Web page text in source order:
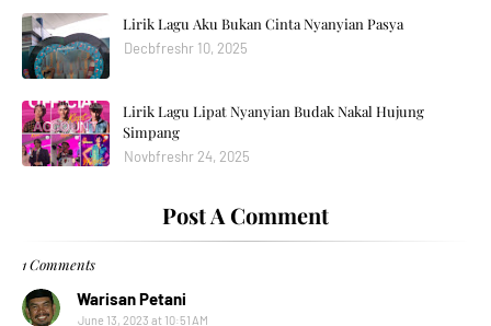
Lirik Lagu Aku Bukan Cinta Nyanyian Pasya
Decbfreshr 10, 2025
Lirik Lagu Lipat Nyanyian Budak Nakal Hujung
Simpang
Novbfreshr 24, 2025
Post A Comment
1 Comments
Warisan Petani
June 13, 2023 at 10:51 AM